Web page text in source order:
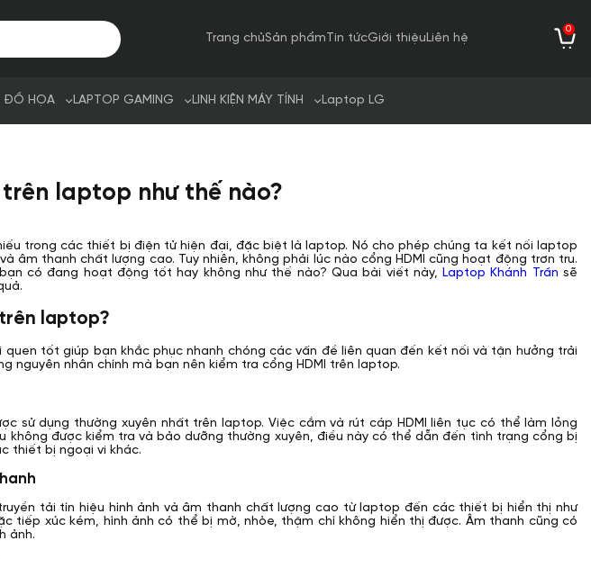
Trang chủSản phẩm Tin tứcGiới thiệuLiên hệ
0
ĐỒ HỌA LAPTOP GAMING LINH KIỆN MÁY TÍNH Laptop LG
laptop như thế nào?
trong các thiết bị điện tử hiện đại, đặc biệt là laptop. Nó cho phép chúng ta kết nối laptop
âm thanh chất lượng cao. Tuy nhiên, không phải lúc nào cổng HDMI cũng hoạt động trơn tru.
có đang hoạt động tốt hay không như thế nào? Qua bài viết này,Laptop Khánh Trần sẽ
laptop?
tốt giúp bạn khắc phục nhanh chóng các vấn đề liên quan đến kết nối và tận hưởng trải
nguyên nhân chính mà bạn nên kiểm tra cổng HDMI trên laptop.
sử dụng thường xuyên nhất trên laptop. Việc cắm và rút cáp HDMI liên tục có thể làm lỏng
không được kiểm tra và bảo dưỡng thường xuyên, điều này có thể dẫn đến tình trạng cổng bị
thiết bị ngoại vi khác.
tải tín hiệu hình ảnh và âm thanh chất lượng cao từ laptop đến các thiết bị hiển thị như
tiếp xúc kém, hình ảnh có thể bị mờ, nhòe, thậm chí không hiển thị được. Âm thanh cũng có
ảnh.